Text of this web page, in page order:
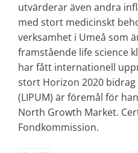
utvärderar även andra
med stort medicinskt
verksamhet i Umeå som
framstående life science
har fått internationell
stort Horizon 2020 bidrag
(LIPUM) är föremål för
North Growth Market.
Fondkommission.